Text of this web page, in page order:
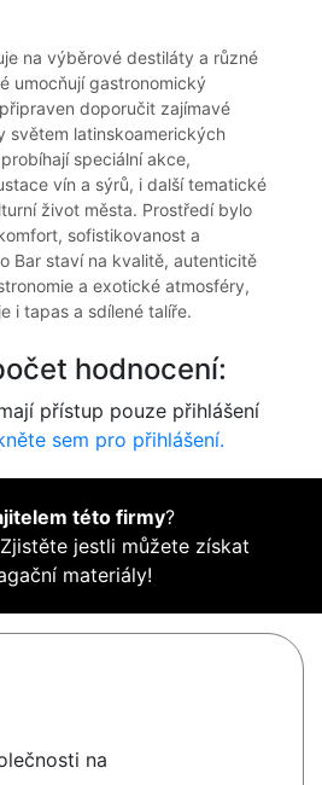
na výběrové destiláty a různé
umocňují gastronomický
doporučit zajímavé
světem latinskoamerických
speciální akce,
vín a sýrů, i další tematické
život města. Prostředí bylo
sofistikovanost a
Bar staví na kvalitě, autenticitě
a exotické atmosféry,
i tapas a sdílené talíře.
hodnocení:
přístup pouze přihlášení
sem pro přihlášení.
této firmy?
Zjistěte jestli můžete získat
materiály!
na